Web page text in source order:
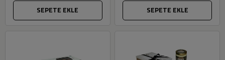
SEPETE EKLE SEPETE EKLE